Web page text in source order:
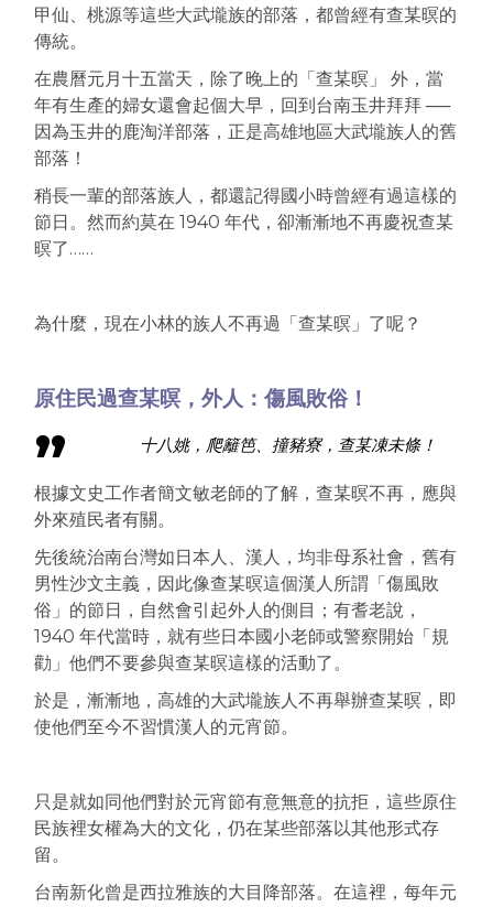
甲仙、桃源等這些大武壠族的部落，都曾經有查某暝的
傳統。
在農曆元月十五當天，除了晚上的「查某暝」 外，當
年有生產的婦女還會起個大早，回到台南玉井拜拜 ──
因為玉井的鹿淘洋部落，正是高雄地區大武壠族人的舊
部落！
稍長一輩的部落族人，都還記得國小時曾經有過這樣的
節日。然而約莫在 1940 年代，卻漸漸地不再慶祝查某
暝了……
為什麼，現在小林的族人不再過「查某暝」了呢？
原住民過查某暝，外人：傷風敗俗！
十八姚，爬籬笆、撞豬寮，查某凍未條！
根據文史工作者簡文敏老師的了解，查某暝不再，應與
外來殖民者有關。
先後統治南台灣如日本人、漢人，均非母系社會，舊有
男性沙文主義，因此像查某暝這個漢人所謂「傷風敗
俗」的節日，自然會引起外人的側目；有耆老說，
1940 年代當時，就有些日本國小老師或警察開始「規
勸」他們不要參與查某暝這樣的活動了。
於是，漸漸地，高雄的大武壠族人不再舉辦查某暝，即
使他們至今不習慣漢人的元宵節。
只是就如同他們對於元宵節有意無意的抗拒，這些原住
民族裡女權為大的文化，仍在某些部落以其他形式存
留。
台南新化曾是西拉雅族的大目降部落。在這裡，每年元